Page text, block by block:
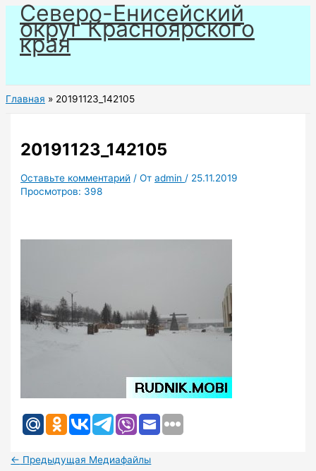
Перейти
содержимому
Северо-Енисейский
округ Красноярского
края
Главная 20191123_142105
20191123_142105
Оставьте комментарий / Отadmin / 25.11.2019
Просмотров: 398
← Предыдущая Медиафайлы